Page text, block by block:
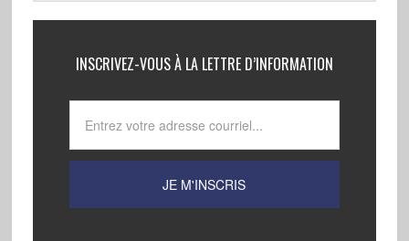
INSCRIVEZ-VOUS À LA LETTRE D’INFORMATION